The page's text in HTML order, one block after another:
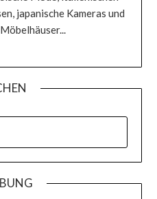
japanische Kameras und